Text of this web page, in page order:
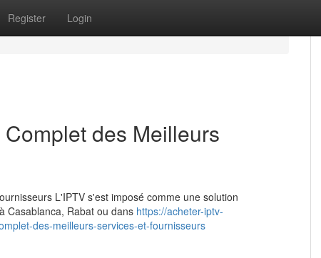
Register Login
des Meilleurs
L'IPTV s'est imposé comme une solution
Casablanca, Rabat ou dans https://acheter-iptv-
des-meilleurs-services-et-fournisseurs